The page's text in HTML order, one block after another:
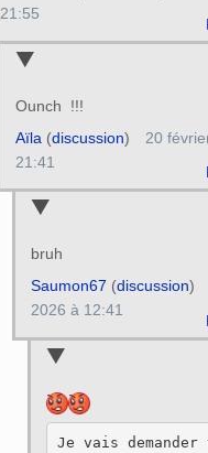
21:55
Ounch !!!
Aïla (discussion)
20
21:41
bruh
Saumon67 (discussion)
2026 à 12:41
Je vais